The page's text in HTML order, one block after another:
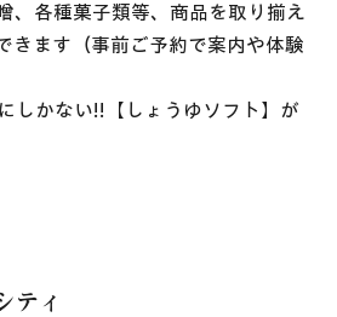
、各種菓子類等、商品を取り揃え
きます（事前ご予約で案内や体験
しかない!!【しょうゆソフト】が
ティ